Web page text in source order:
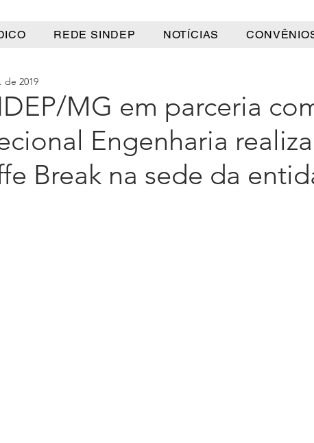
REDE SINDEP NOTÍCIAS
MG em parceria
Engenharia
Break na sede da
de 2019